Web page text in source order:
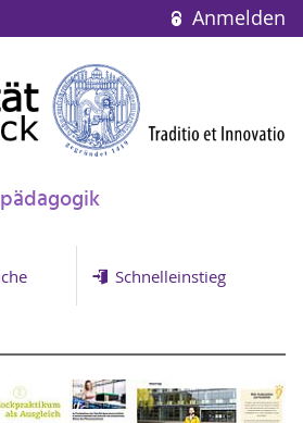
Anmelden
Schnelleinstieg